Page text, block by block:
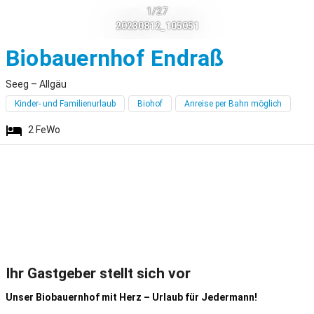
1/27
20230812_105051
Biobauernhof Endraß
Seeg – Allgäu
Kinder- und Familienurlaub Biohof Anreise per Bahn möglich
2 FeWo
Ihr Gastgeber stellt sich vor
Unser Biobauernhof mit Herz – Urlaub für Jedermann!